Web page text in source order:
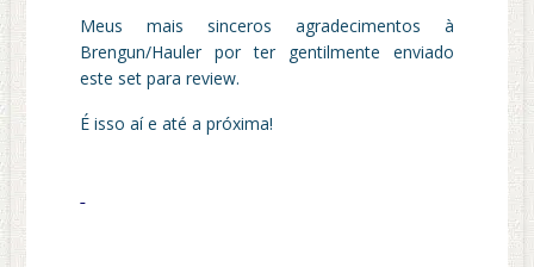
Meus mais sinceros agradecimentos à
Brengun/Hauler por ter gentilmente enviado
este set para review.
É isso aí e até a próxima!